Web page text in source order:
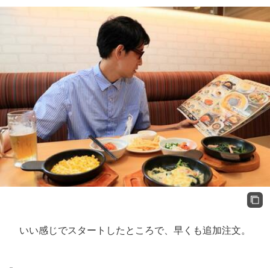
いい感じでスタートしたところで、早くも追加注文。